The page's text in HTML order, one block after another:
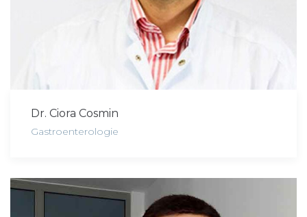
Dr. Ciora Cosmin
Gastroenterologie